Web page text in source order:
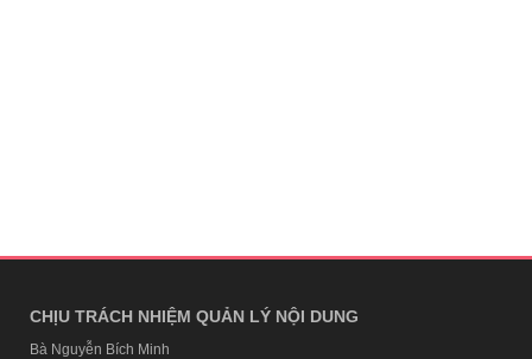
CHỊU TRÁCH NHIỆM QUẢN LÝ NỘI DUNG
Bà Nguyễn Bích Minh